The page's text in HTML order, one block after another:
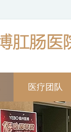
医疗团队